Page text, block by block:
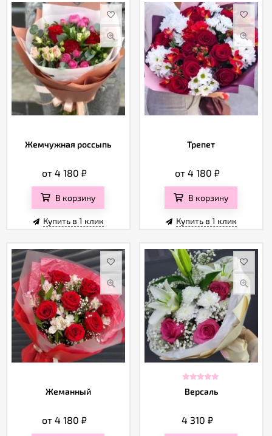
Жемчужная россыпь
от 4 180₽
В корзину
Купить в 1 клик
Трепет
от 4 180₽
В корзину
Купить в 1 клик
Жеманный
от 4 180₽
Версаль
4 310₽